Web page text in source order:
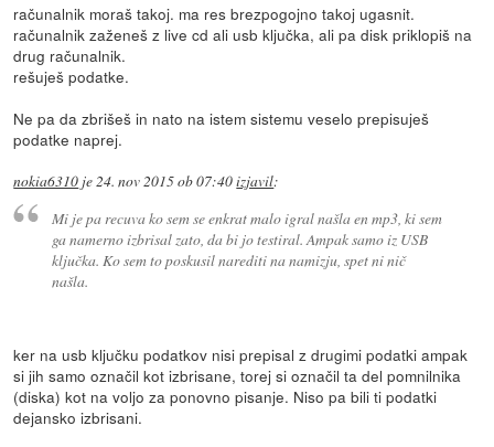
računalnik moraš takoj. ma res brezpogojno takoj ugasnit.
računalnik zaženeš z live cd ali usb ključka, ali pa disk priklopiš na
drug računalnik.
rešuješ podatke.
Ne pa da zbrišeš in nato na istem sistemu veselo prepisuješ
podatke naprej.
nokia6310 je24. nov 2015 ob 07:40izjavil:
Mi je pa recuva ko sem se enkrat malo igral našla en mp3, ki sem
ga namerno izbrisal zato, da bi jo testiral. Ampak samo iz USB
ključka. Ko sem to poskusil narediti na namizju, spet ni nič
našla.
ker na usb ključku podatkov nisi prepisal z drugimi podatki ampak
si jih samo označil kot izbrisane, torej si označil ta del pomnilnika
(diska) kot na voljo za ponovno pisanje. Niso pa bili ti podatki
dejansko izbrisani.